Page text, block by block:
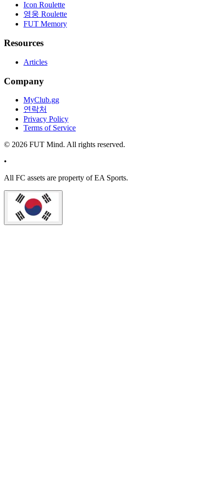
Icon Roulette
영웅 Roulette
FUT Memory
Resources
Articles
Company
MyClub.gg
연락처
Privacy Policy
Terms of Service
© 2026 FUT Mind. All rights reserved.
•
All FC assets are property of EA Sports.